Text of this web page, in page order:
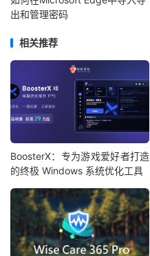
出和管理密码
相关推荐
BoosterX：专为游戏爱好者打造
的终极 Windows 系统优化工具